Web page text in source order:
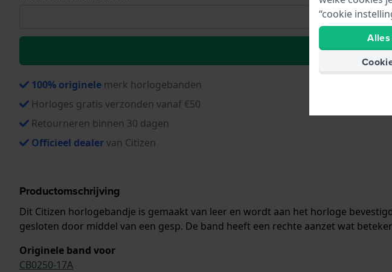
100% originele merk horlogebanden
Horloges gratis verzonden vanaf €50
Retourneren binnen 30 dagen
Officieel dealervan Citizen
Productomschrijving
Dit Citizen horlogebandje is gemaakt van leer en wordt aan het horloge
gesloten door middel van een gesp. De band heeft een rechte aanzet wat
Originele band voor
CB0250-17A
“cookie